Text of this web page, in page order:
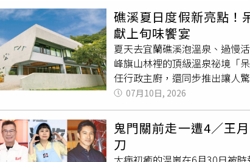
台飆戲，讓觀眾看得十分過癮
能左右的，只能盡力做好演員
好不叫座，不過吳慷仁在劇中
擔心自己無法拿捏好角色的精
深深擊中他的心，決定不打安
候 A Time》IG）接下來吳慷仁
還有言承旭、陳意涵、張鈞甯
就去，台灣有好案子就回來演
他。」溫蒂也透露，彼得隨著
世。彼得范諾登出生於紐約市
在無厘頭喜劇中的精彩演出；
Schtulman），也在《白頭神
植人心。除此之外，彼得也曾
彼得范諾登更是一位備受敬重
在洛杉磯演出舞台劇
《
展現出深厚的戲劇張力，精湛
礁溪夏日度假新亮點！
獻上旬味饗宴
夏天去宜蘭礁溪泡溫泉、過慢
峰旗山林裡的頂級溫泉祕境「
任行政主廚，還同步推出讓人
新解構，邀請所有愛吃美食的
廚Alan，用食材「天然原味」
Liu）。Alan 的廚藝生涯精彩
際歷練，讓他不僅精通中、英
「焰餐廳」推出全新菜單，國
07月10日, 2026
鬼門關前走一遭4／王
刀